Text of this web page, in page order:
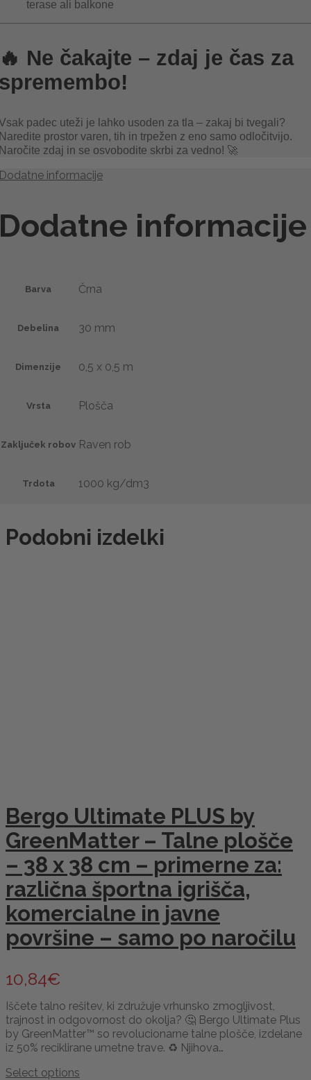
terase ali balkone
Ne čakajte – zdaj je čas za
padec uteži je lahko usoden za tla – zakaj bi tvegali?
prostor varen, tih in trpežen z eno samo odločitvijo.
zdaj in se osvobodite skrbi za vedno! 🚀
informacije
informacije
Barva Črna
Debelina 30 mm
Dimenzije 0,5 x 0,5 m
Vrsta Plošča
Zaključek robov Raven rob
Trdota 1000 kg/dm3
Podobni izdelki
Bergo Ultimate PLUS by
GreenMatter – Talne plošče
– 38 x 38 cm – primerne za:
različna športna igrišča,
komercialne in javne
površine – samo po naročilu
10,84€
Iščete talno rešitev, ki združuje vrhunsko zmogljivost,
trajnost in odgovornost do okolja? 🤔 Bergo Ultimate Plus
by GreenMatter™ so revolucionarne talne plošče, izdelane
iz 50% reciklirane umetne trave. ♻️ Njihova…
Select options